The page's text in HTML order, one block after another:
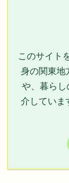
このサイト
身の関東地
や、暮ら
介していま